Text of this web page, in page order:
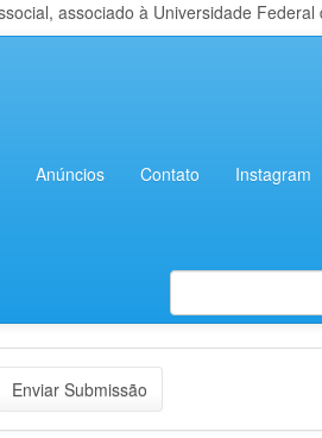
associado à Universidade Federal
Anúncios Contato Instagram
Enviar Submissão